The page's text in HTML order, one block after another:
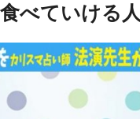
べていける人